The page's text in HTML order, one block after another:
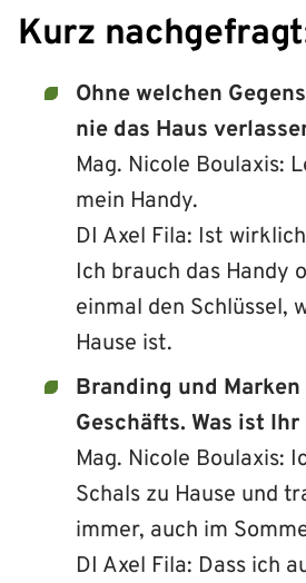
Kurz
Ohne welchen
nie das Haus
Mag. Nicole Boulaxis:
mein Handy.
DI Axel Fila: Ist
Ich brauch das Handy
einmal den Schlüssel,
Hause ist.
Branding und Marken
Geschäfts. Was ist
Mag. Nicole Boulaxis:
Schals zu Hause und
immer, auch im
DI Axel Fila: Dass ich